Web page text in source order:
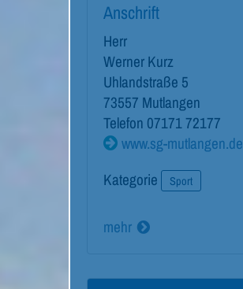
Anschrift
Herr
Werner Kurz
Uhlandstraße 5
73557 Mutlangen
Telefon 07171 72177
www.sg-mutlangen.de
Kategorie
Sport
mehr